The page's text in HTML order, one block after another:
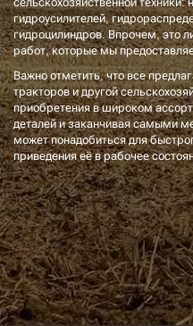
гидроусилителей,
гидроцилиндров. Впрочем, это
работ, которые мы
Важно отметить, что все
тракторов и другой
приобретения в широком
деталей и заканчивая самыми
может понадобиться для
приведения её в рабочее